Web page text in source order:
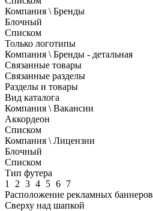
Компания \ Бренды
Блочный
Списком
Только логотипы
Компания \ Бренды - детальная
Связанные товары
Связанные разделы
Разделы и товары
Вид каталога
Компания \ Вакансии
Аккордеон
Списком
Компания \ Лицензии
Блочный
Списком
Тип футера
1
2 3 4 5 6 7
Расположение рекламных баннеров
Сверху над шапкой